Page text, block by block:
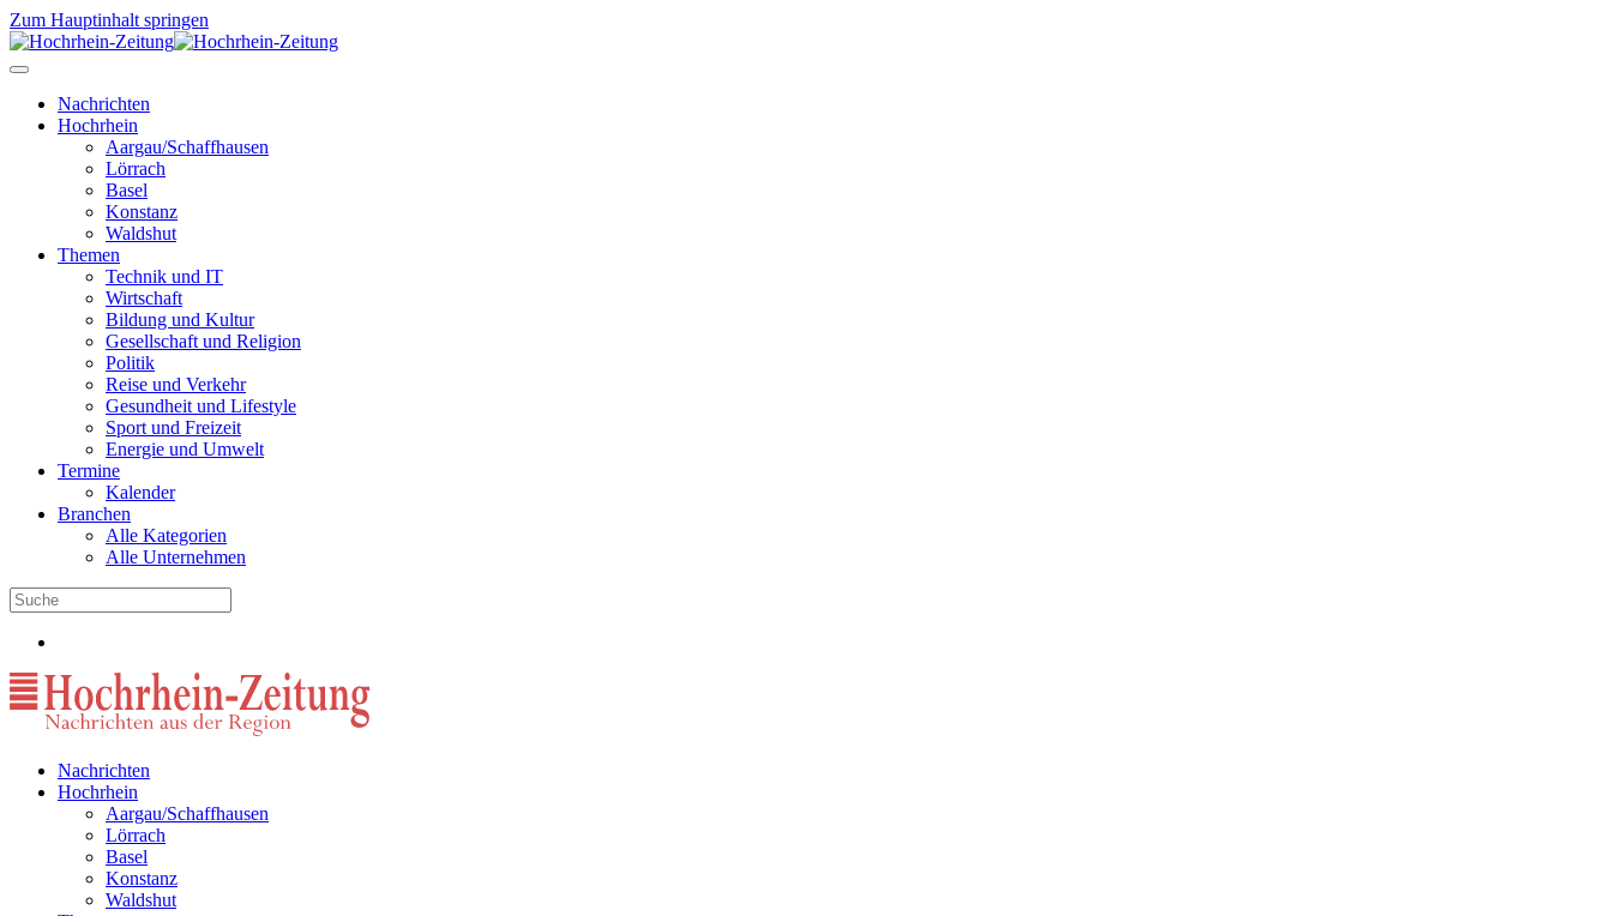
Zum Hauptinhalt springen
Nachrichten
Hochrhein
Aargau/Schaffhausen
Lörrach
Basel
Konstanz
Waldshut
Themen
Technik und IT
Wirtschaft
Bildung und Kultur
Gesellschaft und Religion
Politik
Reise und Verkehr
Gesundheit und Lifestyle
Sport und Freizeit
Energie und Umwelt
Termine
Kalender
Branchen
Alle Kategorien
Alle Unternehmen
Nachrichten
Hochrhein
Aargau/Schaffhausen
Lörrach
Basel
Konstanz
Waldshut